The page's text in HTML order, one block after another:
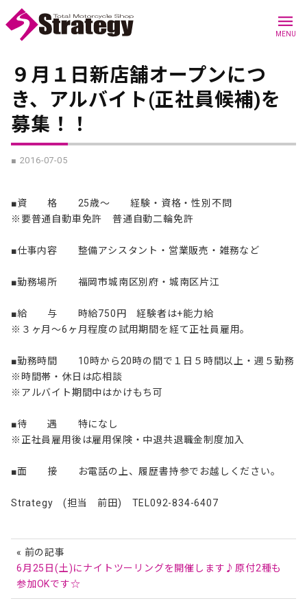
menu
MENU
９月１日新店舗オープンにつ
き、アルバイト(正社員候補)を
募集！！
■ 2016-07-05
■資 格 25歳～ 経験・資格・性別不問
※要普通自動車免許 普通自動二輪免許
■仕事内容 整備アシスタント・営業販売・雑務など
■勤務場所 福岡市城南区別府・城南区片江
■給 与 時給750円 経験者は+能力給
※３ヶ月～6ヶ月程度の試用期間を経て正社員雇用。
■勤務時間 10時から20時の間で１日５時間以上・ 週５勤務
※時間帯・休日は応相談
※アルバイト期間中はかけもち可
■待 遇 特になし
※正社員雇用後は雇用保険・中退共退職金制度加入
■面 接 お電話の上、履歴書持参でお越しください。
Strategy (担当 前田) TEL092-834-6407
« 前の記事
6月25日(土)にナイトツーリングを開催します♪原付2種も
参加OKです☆